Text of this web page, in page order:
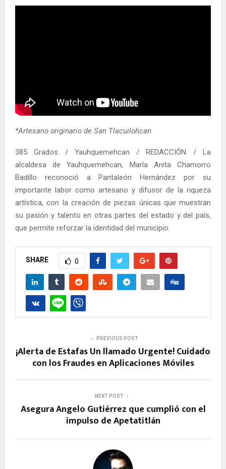
*Artesano originario de San Tlacuilohcan
385 Grados / Yauhquemehcan / REDACCIÓN / La
alcaldesa de Yauhquemehcan, María Anita Chamorro
Badillo reconoció a Pantaleón Hernández por su
importante labor como artesano y difusor de la riqueza
artística, con la creación de piezas únicas que muestran
su pasión y talento en otras partes del estado y del país,
que permite reforzar la identidad del municipio.
SHARE 0
PREVIOUS POST
¡Alerta de Estafas Un llamado Urgente! Cuidado
con los Fraudes en Aplicaciones Móviles
NEXT POST
Asegura Angelo Gutiérrez que cumplió con el
impulso de Apetatitlán